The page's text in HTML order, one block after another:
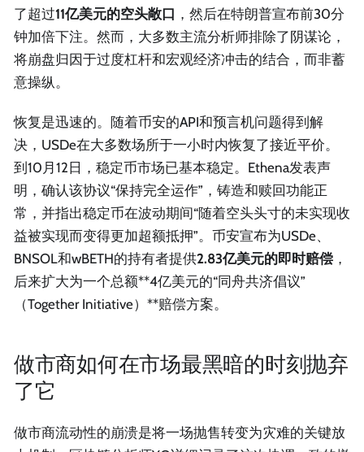
了超过11亿美元的空头敞口 ，然后在特朗普宣布前30分
钟加倍下注。然而，大多数主流分析师排除了阴谋论，
将崩盘归因于过度杠杆和宏观经济冲击的结合，而非蓄
意操纵。
恢复是迅速的。随着币安的API和预言机问题得到解
决，USDe在大多数场所于一小时内恢复了接近平价。
到10月12日，稳定币市场已基本稳定。Ethena发表声
明，确认该协议“保持完全运作”，铸造和赎回功能正
常，并指出稳定币在波动期间“随着空头头寸的未实现收
益被实现而变得更加超额抵押”。币安宣布为USDe、
BNSOL和wBETH的持有者提供2.83亿美元的即时赔偿 ，
后来扩大为一个总额**4亿美元的“同舟共济倡议”
（Together Initiative）**赔偿方案。
做市商如何在市场最黑暗的时刻抛弃
了它
做市商流动性的崩溃是将一场抛售转变为灾难的关键放